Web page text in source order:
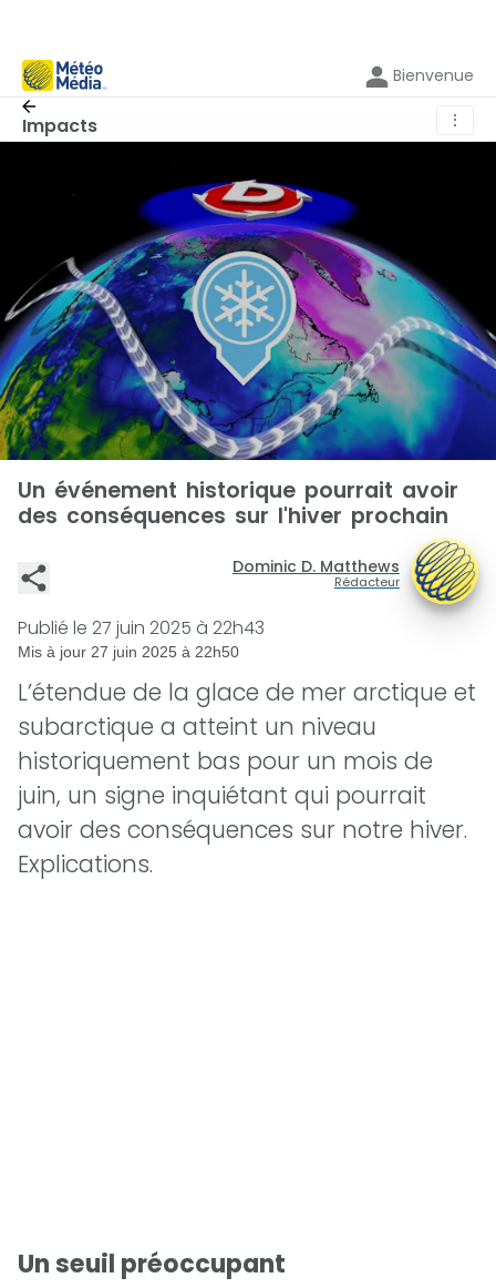
Bienvenue
Impacts ⋮
Un événement historique pourrait avoir
des conséquences sur l'hiver prochain
Dominic D. Matthews
Rédacteur
Publié le 27 juin 2025 à 22h43
Mis à jour 27 juin 2025 à 22h50
L’étendue de la glace de mer arctique et
subarctique a atteint un niveau
historiquement bas pour un mois de
juin, un signe inquiétant qui pourrait
avoir des conséquences sur notre hiver.
Explications.
Un seuil préoccupant